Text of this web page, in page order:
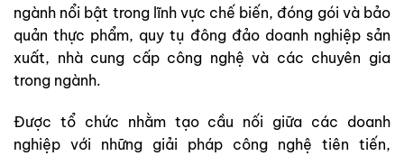
ngành nổi bật trong lĩnh vực chế biến, đóng gói và bảo
quản thực phẩm, quy tụ đông đảo doanh nghiệp sản
xuất, nhà cung cấp công nghệ và các chuyên gia
trong ngành.
Được tổ chức nhằm tạo cầu nối giữa các doanh
nghiệp với những giải pháp công nghệ tiên tiến,